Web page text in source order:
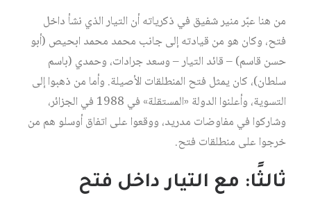
من هنا عبّر منير شفيق في ذكرياته أن التيار الذي نشأ داخل
فتح، وكان هو من قيادته إلى جانب محمد محمد ابحيص (أبو
حسن قاسم) – قائد التيار – وسعد جرادات، وحمدي (باسم
سلطان)، كان يمثل فتح المنطلقات الأصيلة. وأما من ذهبوا إلى
التسوية، وأعلنوا الدولة «المستقلة» في 1988 في الجزائر،
وشاركوا في مفاوضات مدريد، ووقعوا على اتفاق أوسلو هم من
خرجوا على منطلقات فتح.
ثالثًا: مع التيار داخل فتح